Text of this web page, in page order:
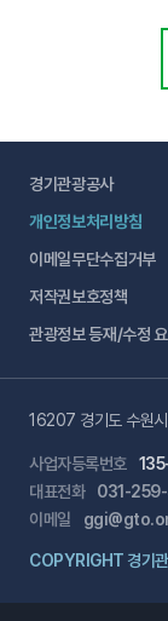
경기관광공사
개인정보처리방침
이메일무단수집거부
저작권보호정책
관광정보 등재/수정
16207 경기도 수원
사업자등록번호
대표전화
031-
이메일
COPYRIGHT 경기